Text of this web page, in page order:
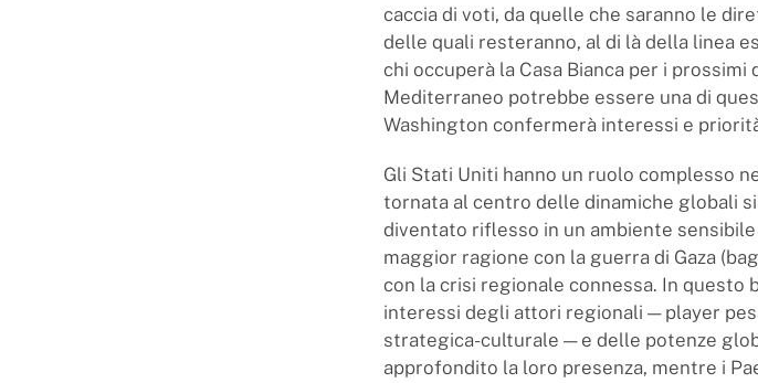
caccia di voti, da quelle che saranno le
delle quali resteranno, al di là della linea
chi occuperà la Casa Bianca per i prossimi
Mediterraneo potrebbe essere una di
Washington confermerà interessi e
Gli Stati Uniti hanno un ruolo complesso
tornata al centro delle dinamiche globali
diventato riflesso in un ambiente
maggior ragione con la guerra di Gaza
con la crisi regionale connessa. In questo
interessi degli attori regionali — player
strategica-culturale — e delle potenze
approfondito la loro presenza, mentre i